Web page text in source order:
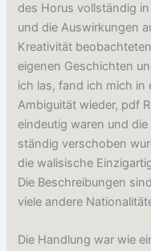
des Horus vollständig
und die Auswirkungen
Kreativität
eigenen Geschichten
ich las, fand ich mich in
Ambiguität wieder, pdf
eindeutig waren und
ständig verschoben
die walisische
Die Beschreibungen
viele andere
Die Handlung war wie